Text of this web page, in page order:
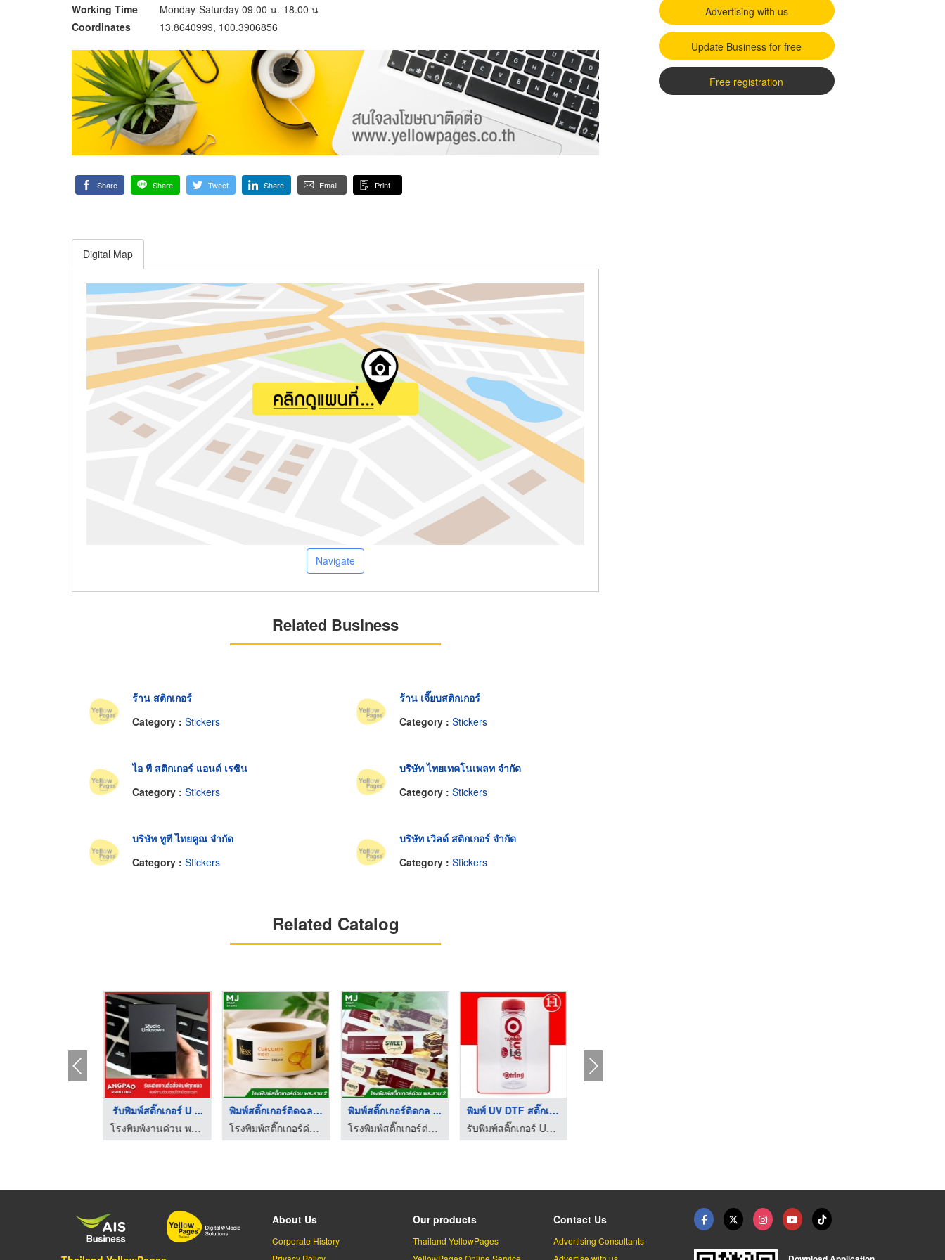
Working Time
Monday-Saturday 09.00 น.-18.00 น
Coordinates
13.8640999, 100.3906856
Share Share Tweet Share Email Print
Digital Map
Navigate
Related Business
ร้าน สติกเกอร์
Category : Stickers
ร้าน เจี๊ยบสติกเกอร์
Category : Stickers
ไอ พี สติกเกอร์ แอนด์ เรซิน
Category : Stickers
บริษัท ไทยเทคโนเพลท จำกัด
Category : Stickers
บริษัท ทูที ไทยคูณ จำกัด
Category : Stickers
บริษัท เวิลด์ สติกเกอร์ จำกัด
Category : Stickers
Related Catalog
โรงพิมพ์สติ๊กเกอร์ด่ ...
โรงพิมพ์สติ๊กเกอร์ด่วน พระราม 2
พิมพ์ UV DTF ใกล้ฉัน
รับพิมพ์สติ๊กเกอร์ UV DTF ติดวัสดุผิวเรียบ สกรีนเสื้อรีดร้อน
โรงงานผลิตสติ๊กเกอร์ ...
รับพิมพ์สติ๊กเกอร์ UV DTF ติดวัสดุผิวเรียบ สกรีนเสื้อรีดร้อน
รับพิมพ์สติ๊กเกอร์ U ...
โรงพิมพ์งานด่วน พระราม 2 angpao printing
Advertising with us
Update Business for free
Free registration
About Us
Corporate History
Our products
Thailand YellowPages
Contact Us
Advertising Consultants